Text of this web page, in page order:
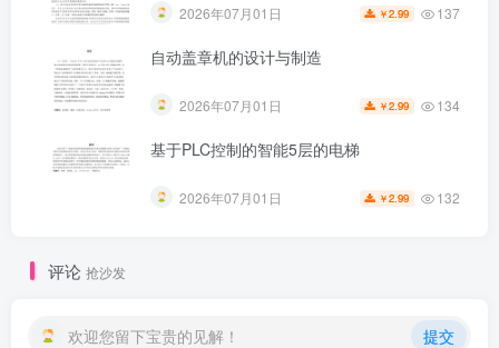
第5页 / 共33页
2026年07月01日 ￥2.99 137
自动盖章机的设计与制造
2026年07月01日 ￥2.99 134
基于PLC控制的智能5层的电梯
2026年07月01日 ￥2.99 132
评论 抢沙发
欢迎您留下宝贵的见解！ 提交